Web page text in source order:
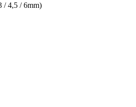
/ 4,5 / 6mm)